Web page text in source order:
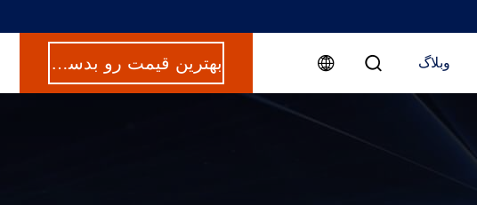
وبلاگ بهترین قیمت رو بدست بیار